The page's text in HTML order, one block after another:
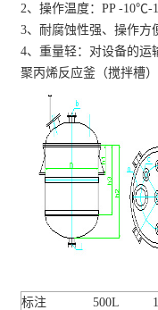
2、操作温度：PP -10℃-
3、耐腐蚀性强、操作方
4、重量轻：对设备的运
聚丙烯反应釜（搅拌槽
标注 500L